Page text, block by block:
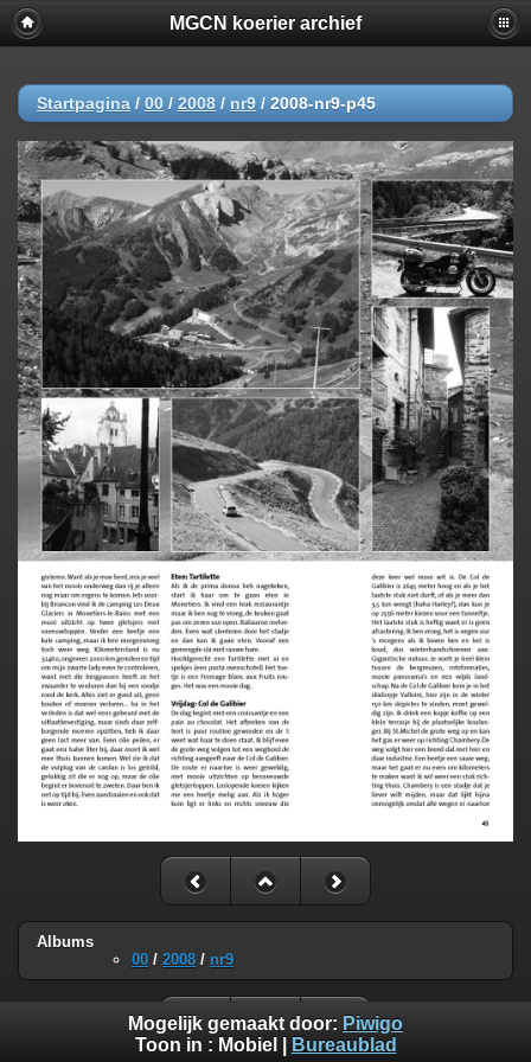
MGCN koerier archief
Startpagina / 00 / 2008 / nr9 / 2008-nr9-p45
Albums
00 / 2008 / nr9
Mogelijk gemaakt door: Piwigo
Toon in : Mobiel Bureaublad